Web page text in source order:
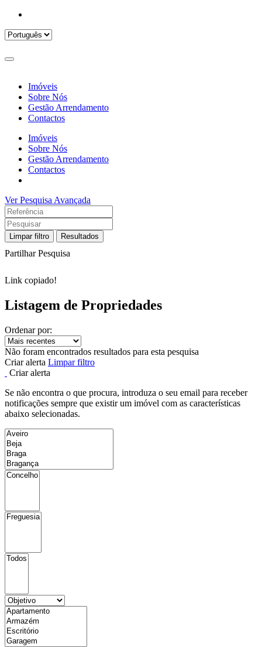
Imóveis
Sobre Nós
Gestão Arrendamento
Contactos
Imóveis
Sobre Nós
Gestão Arrendamento
Contactos
Ver Pesquisa Avançada
Limpar filtro Resultados
Partilhar Pesquisa
Link copiado!
Listagem de Propriedades
Ordenar por:
Não foram encontrados resultados para esta pesquisa
Criar alerta Limpar filtro
Criar alerta
Se não encontra o que procura, introduza o seu email para receber
notificações sempre que existir um imóvel com as características
abaixo selecionadas.